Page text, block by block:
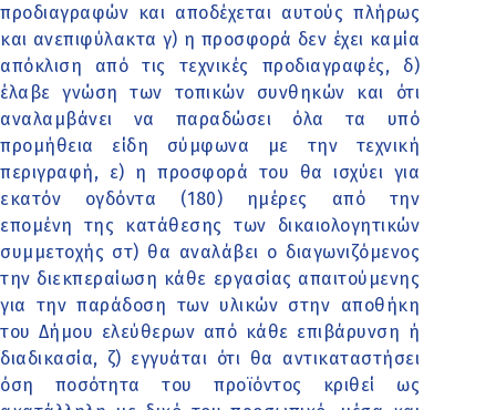
προδιαγραφών και αποδέχεται αυτούς πλήρως
και ανεπιφύλακτα γ) η προσφορά δεν έχει καμία
απόκλιση από τις τεχνικές προδιαγραφές, δ)
έλαβε γνώση των τοπικών συνθηκών και ότι
αναλαμβάνει να παραδώσει όλα τα υπό
προμήθεια είδη σύμφωνα με την τεχνική
περιγραφή, ε) η προσφορά του θα ισχύει για
εκατόν ογδόντα (180) ημέρες από την
επομένη της κατάθεσης των δικαιολογητικών
συμμετοχής στ) θα αναλάβει ο διαγωνιζόμενος
την διεκπεραίωση κάθε εργασίας απαιτούμενης
για την παράδοση των υλικών στην αποθήκη
του Δήμου ελεύθερων από κάθε επιβάρυνση ή
διαδικασία, ζ) εγγυάται ότι θα αντικαταστήσει
όση ποσότητα του προϊόντος κριθεί ως